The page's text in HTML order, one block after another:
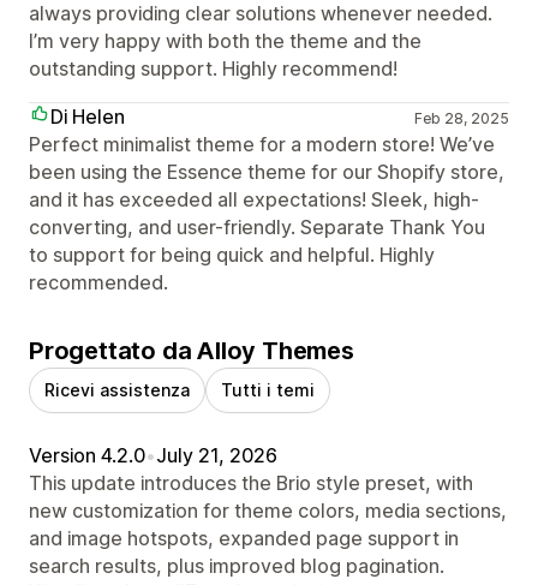
always providing clear solutions whenever needed.
I’m very happy with both the theme and the
outstanding support. Highly recommend!
Di Helen
Feb 28, 2025
Perfect minimalist theme for a modern store! We’ve
been using the Essence theme for our Shopify store,
and it has exceeded all expectations! Sleek, high-
converting, and user-friendly. Separate Thank You
to support for being quick and helpful. Highly
recommended.
Progettato da Alloy Themes
Ricevi assistenza Tutti i temi
Version 4.2.0•July 21, 2026
This update introduces the Brio style preset, with
new customization for theme colors, media sections,
and image hotspots, expanded page support in
search results, plus improved blog pagination.